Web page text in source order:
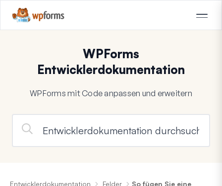
WPForms
Entwicklerdokumentation
WPForms mit Code anpassen und erweitern
Entwicklerdokumentation Felder
So fügen Sie eine